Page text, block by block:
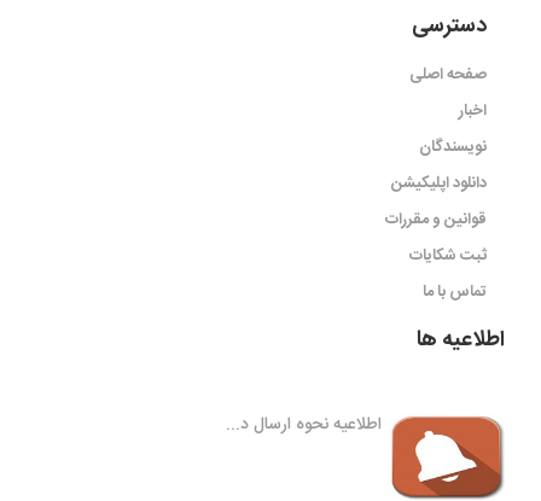
دسترسی
صفحه اصلی
اخبار
نویسندگان
دانلود اپلیکیشن
قوانین و مقررات
ثبت شکایات
تماس با ما
اطلاعیه ها
اطلاعیه نحوه ارسال د...